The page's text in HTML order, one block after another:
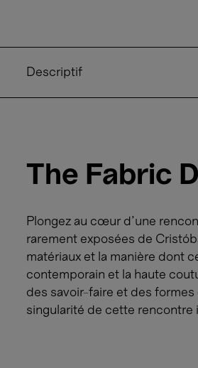
Descriptif
The Fabric
Plongez au cœur d’une
rarement exposées de
matériaux et la manière dont
contemporain et la haute
des savoir-faire et des
singularité de cette rencontre